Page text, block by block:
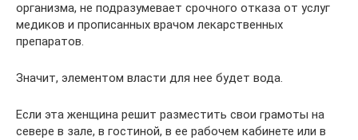
организма, не подразумевает срочного отказа от услуг
медиков и прописанных врачом лекарственных
препаратов.
Значит, элементом власти для нее будет вода.
Если эта женщина решит разместить свои грамоты на
севере в зале, в гостиной, в ее рабочем кабинете или в